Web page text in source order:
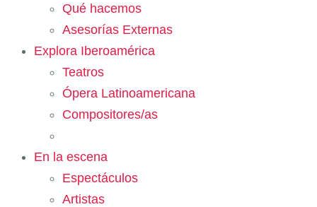
Qué hacemos
Asesorías Externas
Explora Iberoamérica
Teatros
Ópera Latinoamericana
Compositores/as
En la escena
Espectáculos
Artistas